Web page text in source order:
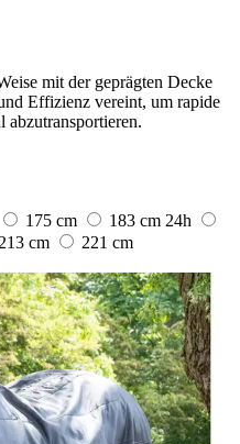
mit der geprägten Decke
Effizienz vereint, um rapide
abzutransportieren.
175 cm 183 cm 24h
213 cm
221 cm